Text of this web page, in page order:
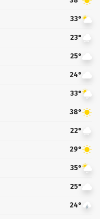
33°
23°
25°
24°
33°
38°
22°
29°
35°
25°
24°